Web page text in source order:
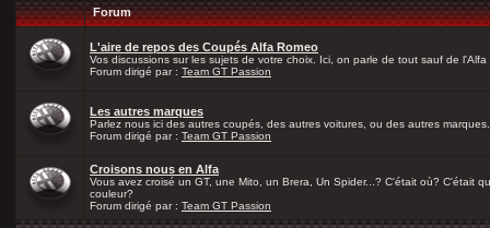
Forum
L'aire de repos des Coupés Alfa Romeo
Vos discussions sur les sujets de votre choix. Ici, on parle de tout sauf de l'Alfa
Forum dirigé par : Team GT Passion
Les autres marques
Parlez nous ici des autres coupés, des autres voitures, ou des autres marques.
Forum dirigé par : Team GT Passion
Croisons nous en Alfa
Vous avez croisé un GT, une Mito, un Brera, Un Spider...? C'était où? C'était
couleur?
Forum dirigé par : Team GT Passion